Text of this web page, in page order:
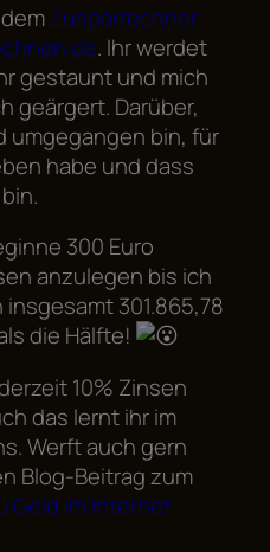
Zusparrechner
. Ihr werdet
gestaunt und mich
geärgert. Darüber,
umgegangen bin, für
habe und dass
300 Euro
anzulegen bis ich
301.865,78
die Hälfte!
10% Zinsen
das lernt ihr im
Werft auch gern
Blog-Beitrag zum
Geld im Internet